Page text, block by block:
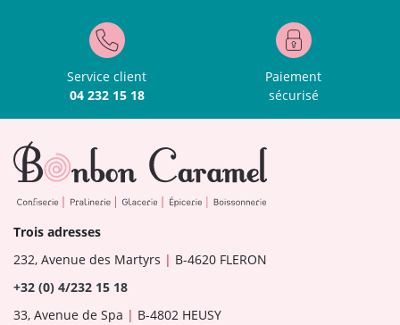
Service client
04 232 15 18
Paiement
sécurisé
Trois adresses
232, Avenue des Martyrs | B-4620 FLERON
+32 (0) 4/232 15 18
33, Avenue de Spa | B-4802 HEUSY